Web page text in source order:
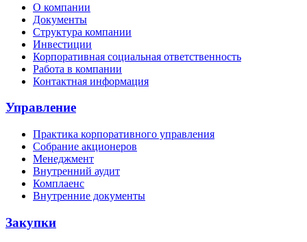
О компании
Документы
Структура компании
Инвестиции
Корпоративная социальная ответственность
Работа в компании
Контактная информация
Управление
Практика корпоративного управления
Собрание акционеров
Менеджмент
Внутренний аудит
Комплаенс
Внутренние документы
Закупки